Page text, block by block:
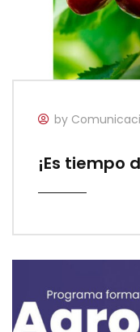
by
¡Es tiempo